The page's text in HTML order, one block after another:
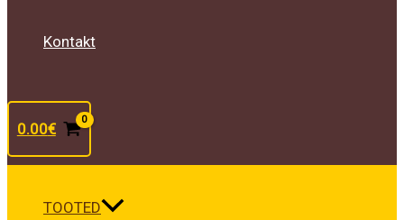
Kontakt
0.00€
TOOTED